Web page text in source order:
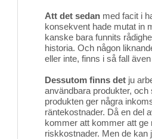
Att det sedan med facit i
konsekvent hade mutat in
kanske bara funnits
historia. Och någon
eller inte, finns i så fall
Dessutom finns det ju
användbara produkter,
produkten ger några
räntekostnader. Då en del
kommer att kommer att
riskkostnader. Men de